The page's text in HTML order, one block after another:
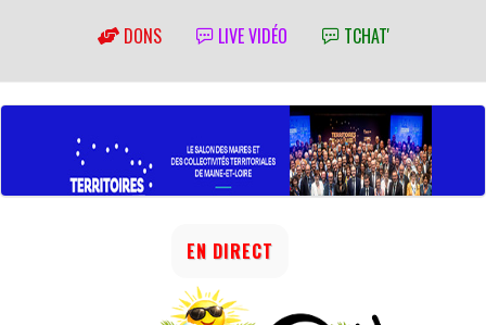
DONS LIVE VIDÉO TCHAT'
EN DIRECT